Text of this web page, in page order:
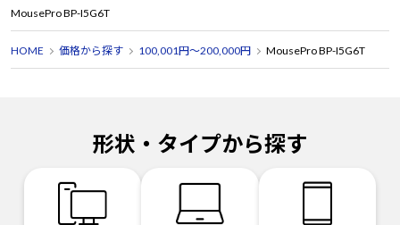
MousePro BP-I5G6T
HOME 価格から探す 100,001円～200,000円 MousePro BP-I5G6T
形状・タイプから探す